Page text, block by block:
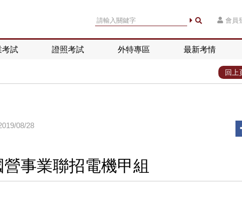
會員
考試 證照考試 外特專區 最新考情
回上
08/28
事業聯招電機甲組